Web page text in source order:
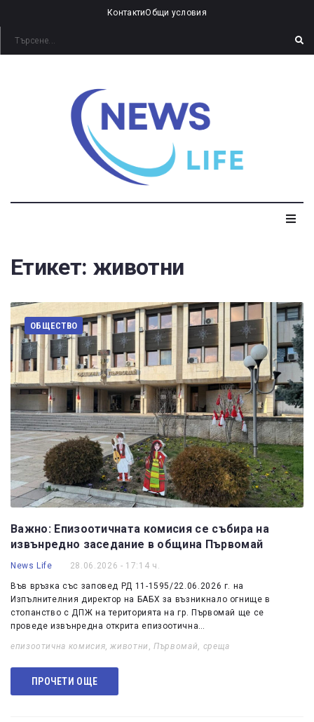
КонтактиОбщи условия
Етикет: животни
ОБЩЕСТВО
Важно: Епизоотичната комисия се събира на
извънредно заседание в община Първомай
News Life 28.06.2026 - 17:14 ч.
Във връзка със заповед РД 11-1595/22.06.2026 г. на
Изпълнителния директор на БАБХ за възникнало огнище в
стопанство с ДПЖ на територията на гр. Първомай ще се
проведе извънредна открита епизоотична…
епизоотична комисия,животни ,Първомай, среща
ПРОЧЕТИ ОЩЕ